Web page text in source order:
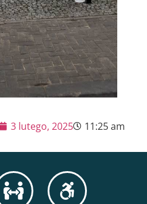
3 lutego, 2025 11:25 am